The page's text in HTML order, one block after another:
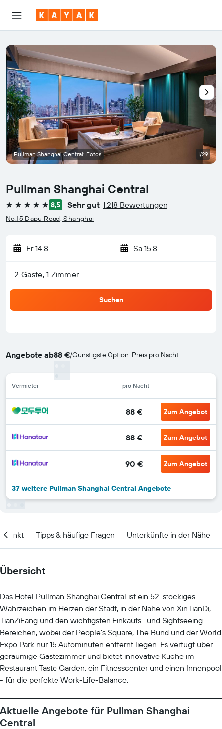
Pullman Shanghai Central
5 Sterne 8,5 Sehr gut 1.218 Bewertungen
No.15 Dapu Road, Shanghai
Fr 14.8. - Sa 15.8.
2 Gäste, 1 Zimmer
Suchen
Angebote ab88 €/Günstigste Option: Preis pro Nacht
Vermieter pro Nacht
88 € Zum Angebot
88 € Zum Angebot
90 € Zum Angebot
37 weitere Pullman Shanghai Central Angebote
Pullman Shanghai Central: Fotos 1/29
Tipps & häufige Fragen Unterkünfte in der Nähe
Übersicht
Das Hotel Pullman Shanghai Central ist ein 52-stöckiges
Wahrzeichen im Herzen der Stadt, in der Nähe von XinTianDi,
TianZiFang und den wichtigsten Einkaufs- und Sightseeing-
Bereichen, wobei der People's Square, The Bund und der World
Expo Park nur 15 Autominuten entfernt liegen. Es verfügt über
geräumige Gästezimmer und bietet innovative Küche im
Restaurant Taste Garden, ein Fitnesscenter und einen Innenpool
- für die perfekte Work-Life-Balance.
Aktuelle Angebote für Pullman Shanghai
Central